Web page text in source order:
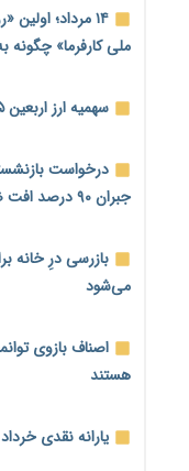
نماینده مجلس:
خانه کارگر
می‌شود
رئیس سازمان
مالیات هستند
کاهش می‌یابد
میلیارد دلاری
۱۴ مرداد؛
ملی کارفرما»
سهمیه ارز اربعین ۱۴۰۵ اعلام شد؛ ۲۰۰ هزار دینار برای هر زائر
درخواست
جبران ۹۰ درصد افت ضریب زمان برقراری
بازرسی درِ خانه
می‌شود
اصناف بازوی
هستند
یارانه نقدی خرداد ۱۴۰۵ دهک‌های چهارم تا نهم